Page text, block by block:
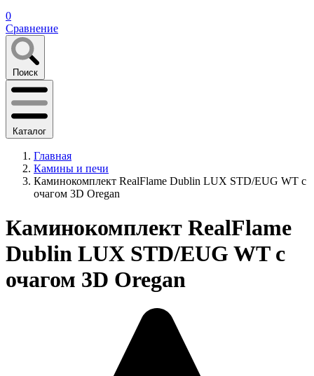
0
Сравнение
Поиск
Каталог
Главная
Камины и печи
Каминокомплект RealFlame Dublin LUX STD/EUG WT с
очагом 3D Oregan
Каминокомплект RealFlame
Dublin LUX STD/EUG WT с
очагом 3D Oregan